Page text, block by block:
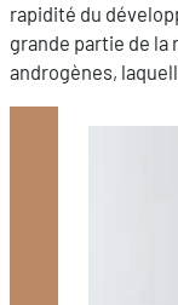
rapidité du
grande partie de
androgènes,